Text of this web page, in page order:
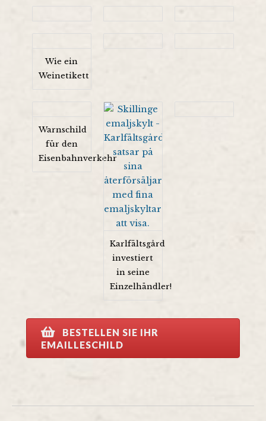
Wie ein
Weinetikett
Warnschild
für den
Eisenbahnverkehr
Karlfältsgård
investiert
in seine
Einzelhändler!
BESTELLEN SIE IHR
EMAILLESCHILD